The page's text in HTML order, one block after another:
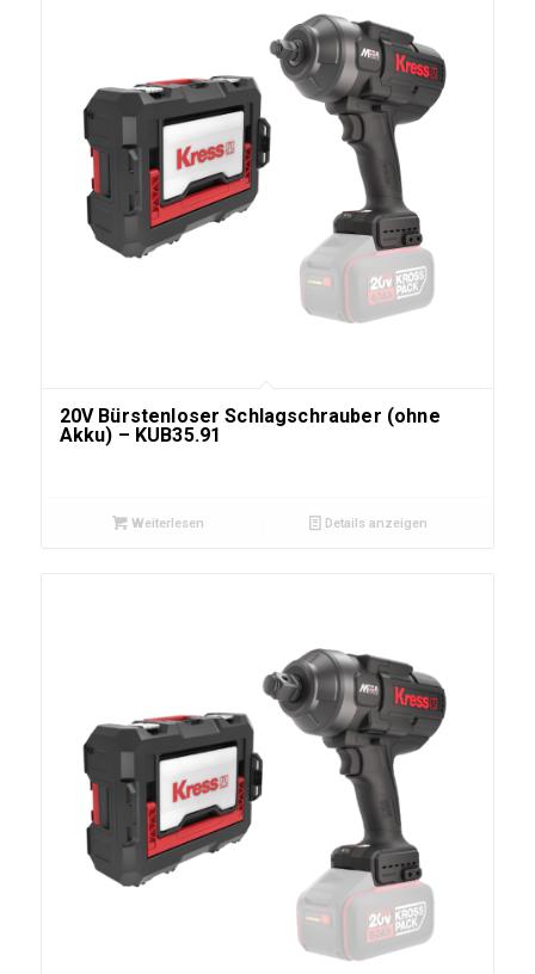
20V Bürstenloser Schlagschrauber (ohne
Akku) – KUB35.91
Weiterlesen Details anzeigen